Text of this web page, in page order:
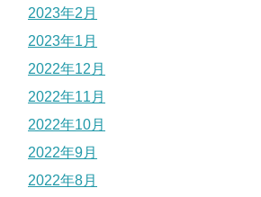
2023年2月
2023年1月
2022年12月
2022年11月
2022年10月
2022年9月
2022年8月